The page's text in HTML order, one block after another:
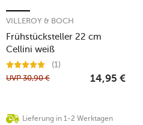
Frühstücksteller 22 cm
Cellini weiß
VILLEROY & BOCH
(1)
Lieferung in 1-2 Werktagen
UVP30,90 € 14,95 €